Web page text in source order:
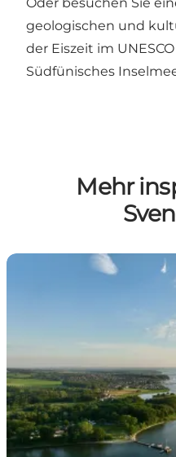
geologischen und
der Eiszeit im
Südfünisches
Mehr
Inselhüpfen im